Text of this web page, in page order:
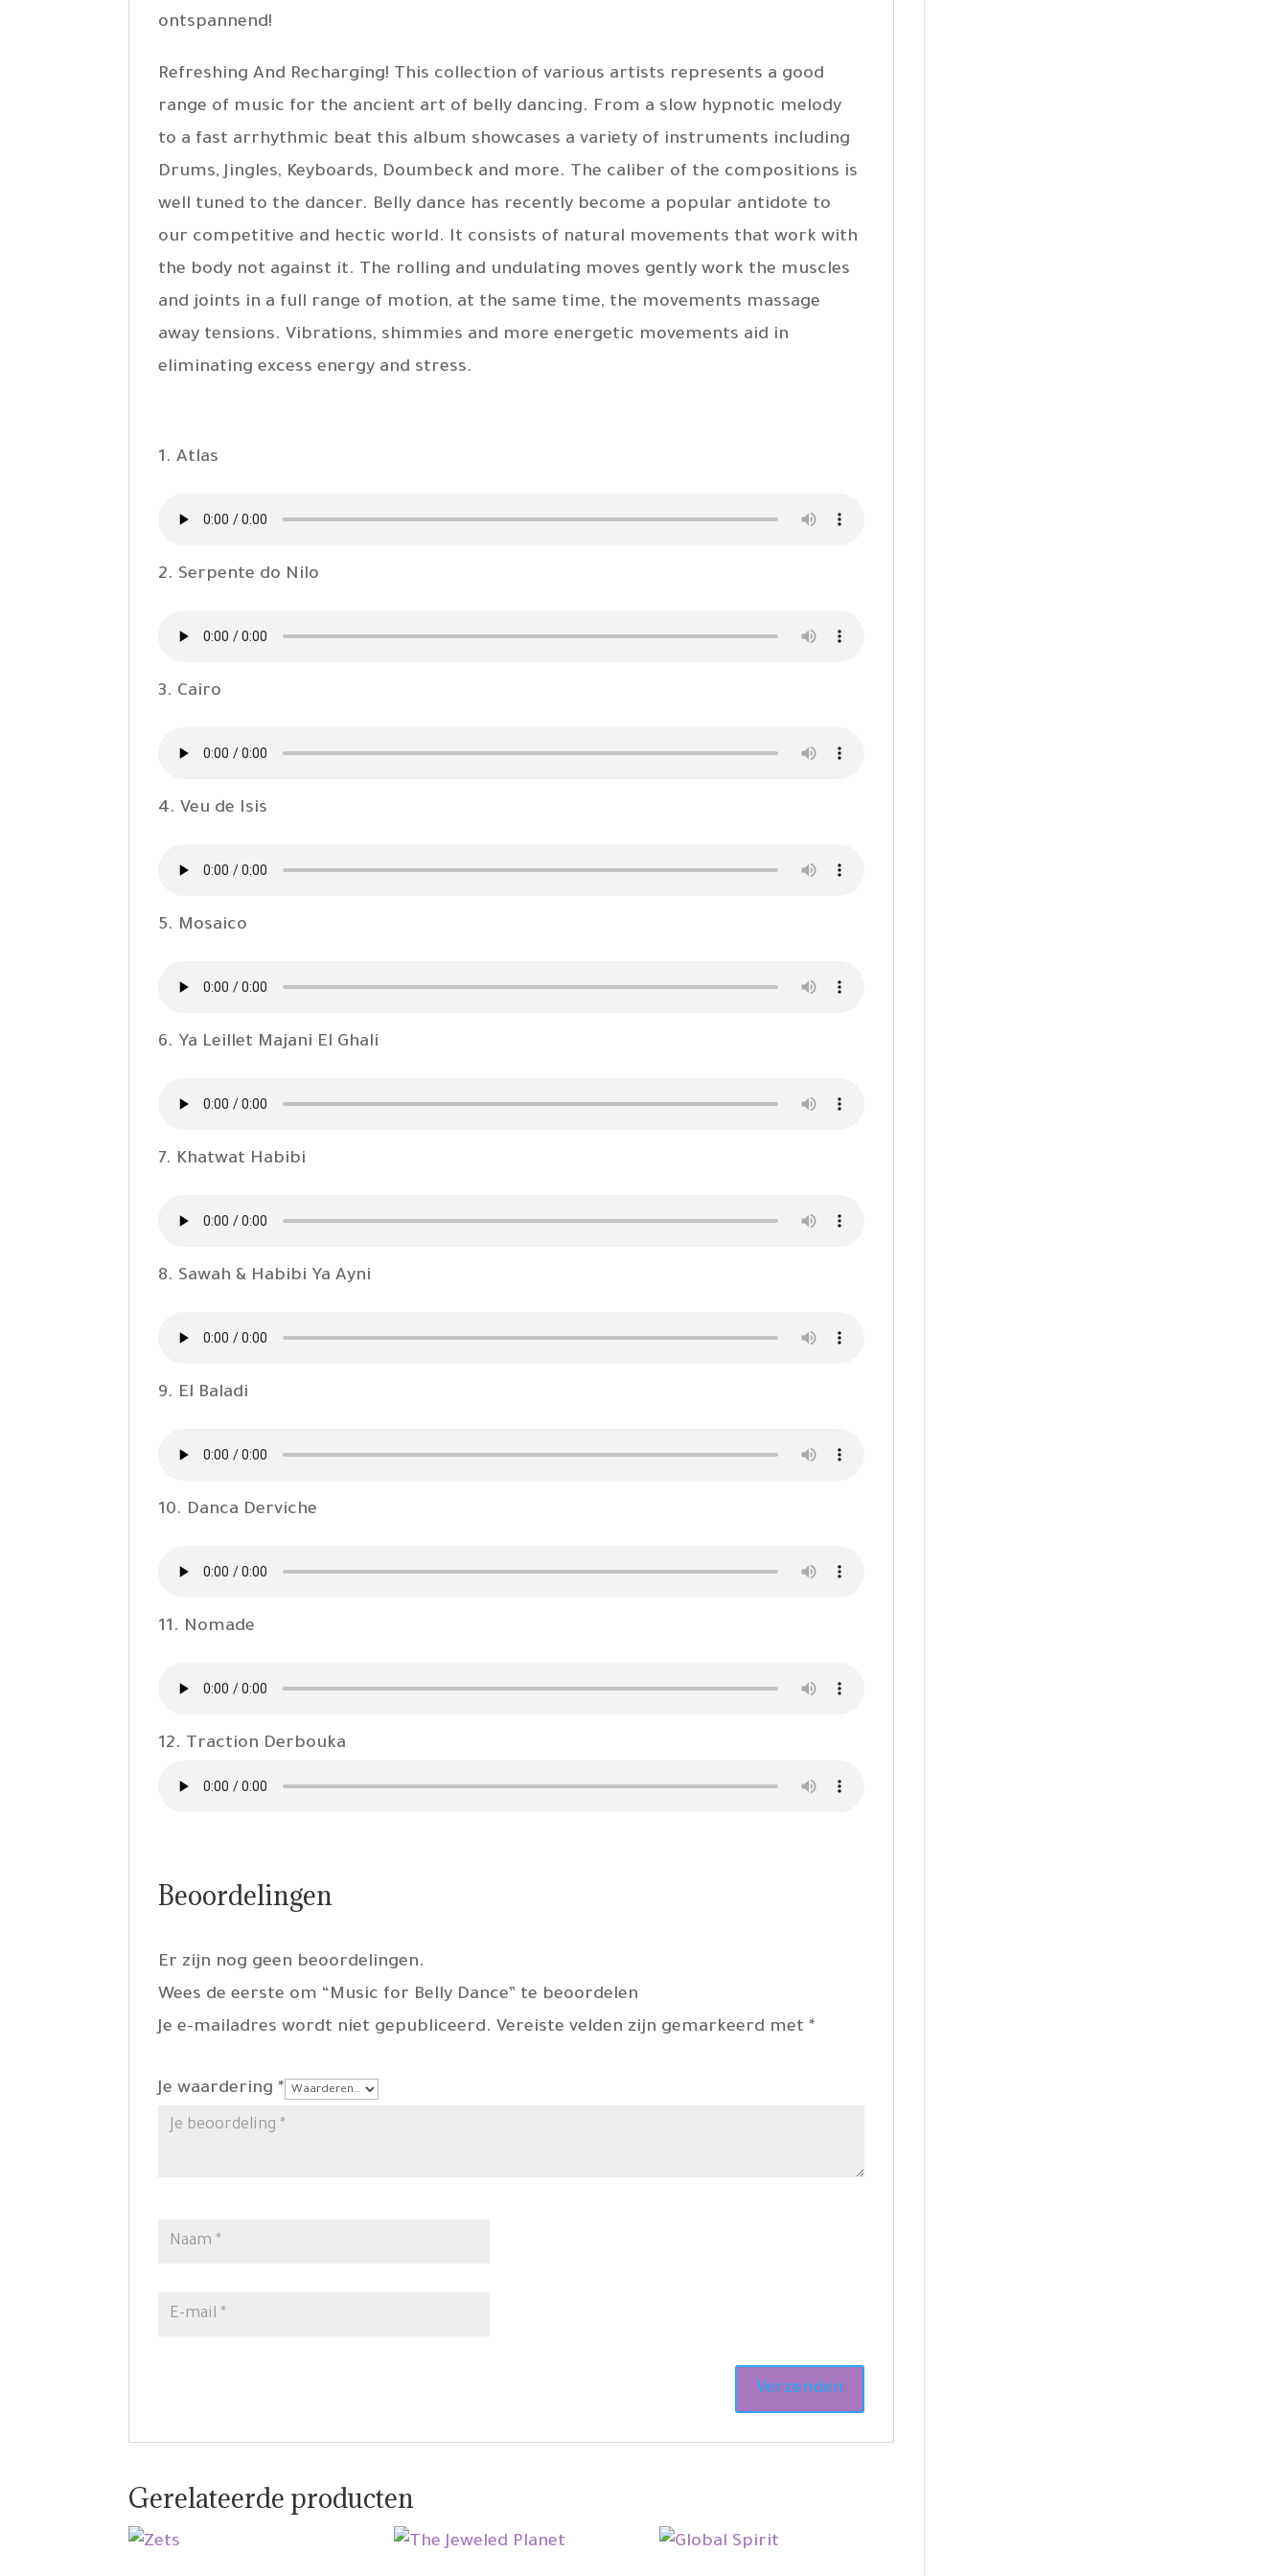
ontspannend!
Refreshing And Recharging! This collection of various artists represents a good
range of music for the ancient art of belly dancing. From a slow hypnotic melody
to a fast arrhythmic beat this album showcases a variety of instruments including
Drums, Jingles, Keyboards, Doumbeck and more. The caliber of the compositions is
well tuned to the dancer. Belly dance has recently become a popular antidote to
our competitive and hectic world. It consists of natural movements that work with
the body not against it. The rolling and undulating moves gently work the muscles
and joints in a full range of motion, at the same time, the movements massage
away tensions. Vibrations, shimmies and more energetic movements aid in
eliminating excess energy and stress.
1. Atlas
2. Serpente do Nilo
3. Cairo
4. Veu de Isis
5. Mosaico
6. Ya Leillet Majani El Ghali
7. Khatwat Habibi
8. Sawah & Habibi Ya Ayni
9. El Baladi
10. Danca Derviche
11. Nomade
12. Traction Derbouka
Beoordelingen
Er zijn nog geen beoordelingen.
Wees de eerste om “Music for Belly Dance” te beoordelen
Je e-mailadres wordt niet gepubliceerd. Vereiste velden zijn gemarkeerd met*
Je waardering*
Gerelateerde producten